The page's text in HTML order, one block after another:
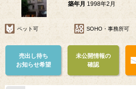
築年月 1998年2月
ペット可 SOHO・事務所可
売出し待ち
お知らせ希望
未公開情報の
確認